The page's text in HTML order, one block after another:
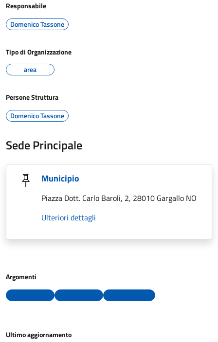
Responsabile
Domenico Tassone
Tipo di Organizzazione
area
Persone Struttura
Domenico Tassone
Sede Principale
Municipio
Piazza Dott. Carlo Baroli, 2, 28010 Gargallo NO
Ulteriori dettagli
Argomenti
Ultimo aggiornamento